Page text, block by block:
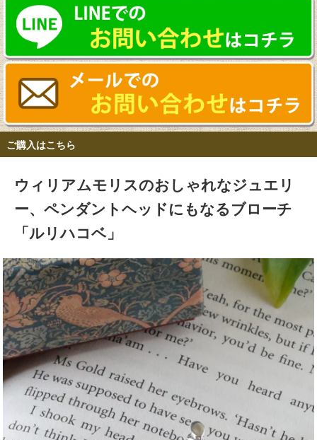
ご購入はこちら
ウィリアムモリスのおしゃれなジュエリ
ー、ペンダントヘッドにもなるブローチ
「ルリハコベ」